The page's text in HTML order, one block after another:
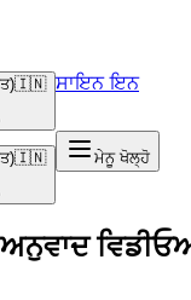
🇮🇳 ਸਾਇਨ ਇਨ
🇮🇳 ਮੇਨੂ ਖੋਲ੍ਹੋ